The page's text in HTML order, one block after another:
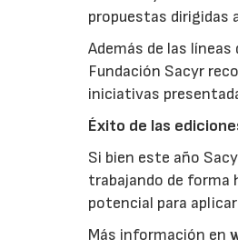
propuestas dirigidas
Además de las
Fundación Sacyr
iniciativas
Éxito de las
Si bien este año
trabajando de forma
potencial para
Más información en